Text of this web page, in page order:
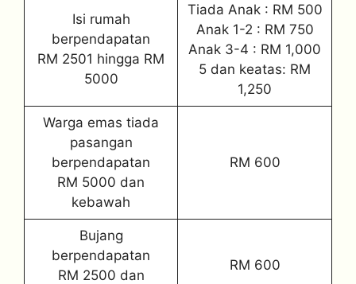
Isi rumah
berpendapatan
RM 2501 hingga RM
5000
Tiada Anak : RM 500
Anak 1-2 : RM 750
Anak 3-4 : RM 1,000
5 dan keatas: RM
1,250
Warga emas tiada
pasangan
berpendapatan
RM 5000 dan
kebawah
RM 600
Bujang
berpendapatan
RM 2500 dan
RM 600